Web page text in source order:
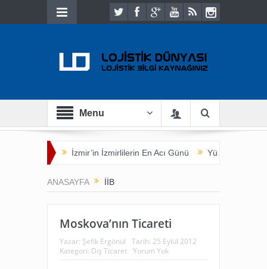
Menu
İzmir’in İzmirlilerin En Acı Günü Yük Sahibi
ANASAYFA IIB
Moskova’nın Ticareti
Yazar: Şefik Ergönül Tarih: 25 Eylül 2012
Kategori: Dış Ticaret Yorum Yok